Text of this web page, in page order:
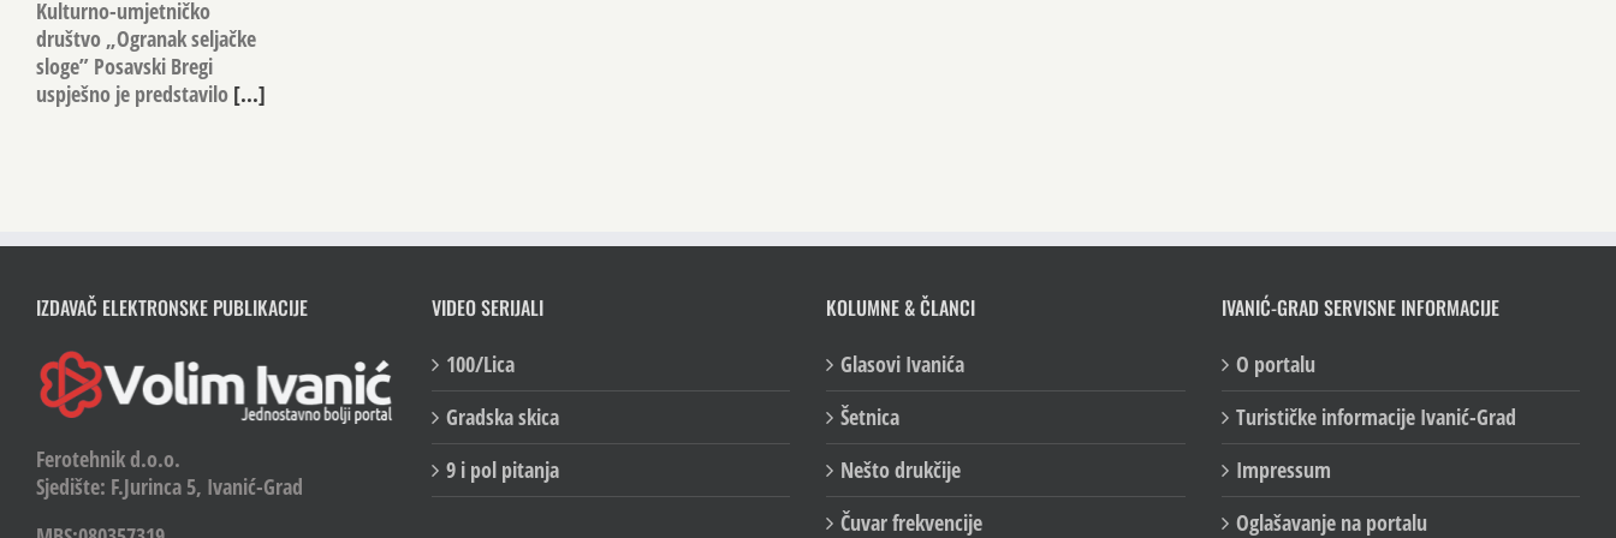
Kulturno-umjetničko
društvo „Ogranak seljačke
sloge” Posavski Bregi
uspješno je predstavilo[...]
IZDAVAČ ELEKTRONSKE PUBLIKACIJE
Ferotehnik d.o.o.
Sjedište: F.Jurinca 5, Ivanić-Grad
VIDEO SERIJALI
100/Lica
Gradska skica
9 i pol pitanja
KOLUMNE & ČLANCI
Glasovi Ivanića
Šetnica
Nešto drukčije
Čuvar frekvencije
IVANIĆ-GRAD SERVISNE INFORMACIJE
O portalu
Turističke informacije Ivanić-Grad
Impressum
Oglašavanje na portalu